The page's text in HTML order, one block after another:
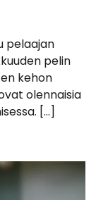
pelaajan
pelin
kehon
olennaisia
[…]